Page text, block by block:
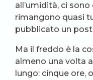
all’umidità, ci
rimangono quasi
pubblicato un
Ma il freddo è la
almeno una volta
lungo: cinque